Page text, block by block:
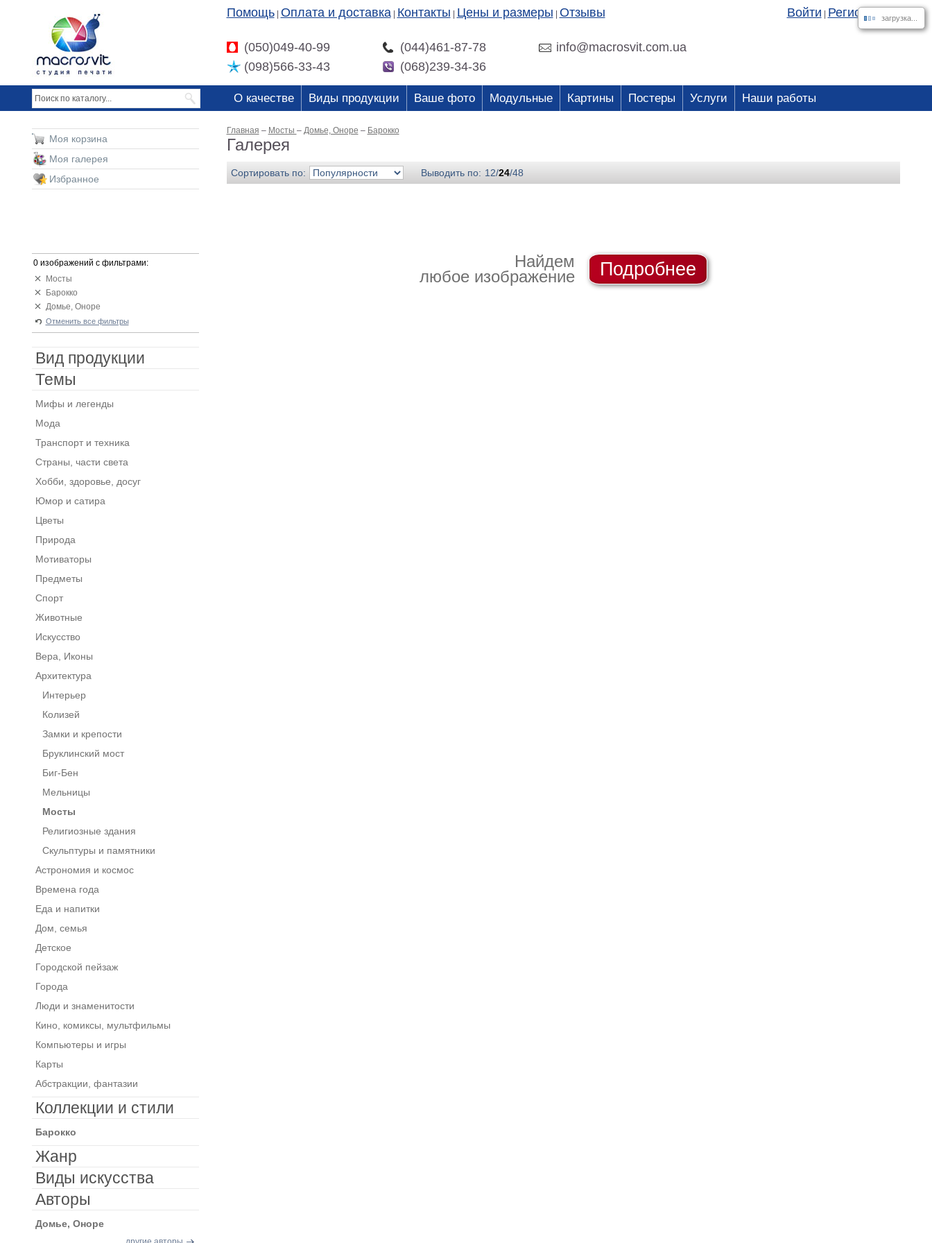
Помощь Оплата и доставка Контакты Цены и размеры Отзывы Войти Регистрация
(050)049-40-99 (044)461-87-78
info@macrosvit.com.ua
(098)566-33-43
(068)239-34-36
О качестве Виды продукции Ваше фото Модульные Картины Постеры Услуги Наши работы
Главная – Мосты – Домье, Оноре – Барокко
Галерея
Сортировать по: Выводить по: 12/24/48
Найдем
любое изображение
Подробнее
Моя корзина
Моя галерея
Избранное
0 изображений с фильтрами:
Мосты
Барокко
Домье, Оноре
Отменить все фильтры
Вид продукции
Темы
Мифы и легенды
Мода
Транспорт и техника
Страны, части света
Хобби, здоровье, досуг
Юмор и сатира
Цветы
Природа
Мотиваторы
Предметы
Спорт
Животные
Искусство
Вера, Иконы
Архитектура
Интерьер
Колизей
Замки и крепости
Бруклинский мост
Биг-Бен
Мельницы
Мосты
Религиозные здания
Скульптуры и памятники
Астрономия и космос
Времена года
Еда и напитки
Дом, семья
Детское
Городской пейзаж
Города
Люди и знаменитости
Кино, комиксы, мультфильмы
Компьютеры и игры
Карты
Абстракции, фантазии
Коллекции и стили
Барокко
Жанр
Виды искусства
Авторы
Домье, Оноре
загрузка...